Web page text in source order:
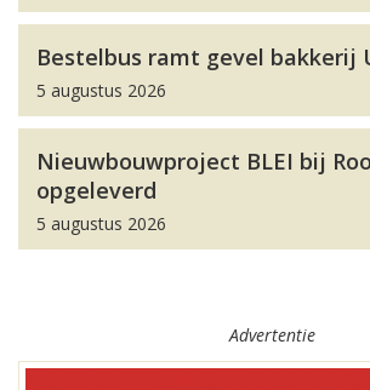
Bestelbus ramt gevel bakkerij
5 augustus 2026
Nieuwbouwproject BLEI bij
opgeleverd
5 augustus 2026
Advertentie